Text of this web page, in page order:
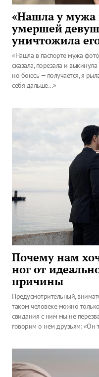
«Нашла у мужа
умершей
уничтожила
«Нашла в паспорте мужа
сказала, порезала и
но боюсь — получается, я
себя дальше…»
Почему нам
ног от
причины
Предусмотрительный,
таком человеке можно
свидания с ним мы не
говорим о нем друзьям: «Он